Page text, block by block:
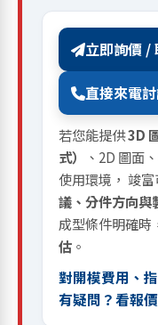
立即詢價 /
直接來電
若您能提供3D
式）
、2D 圖面
使用環境， 竣
議、分件方向與
成型條件明確時
估 。
對開模費用、
有疑問？看報